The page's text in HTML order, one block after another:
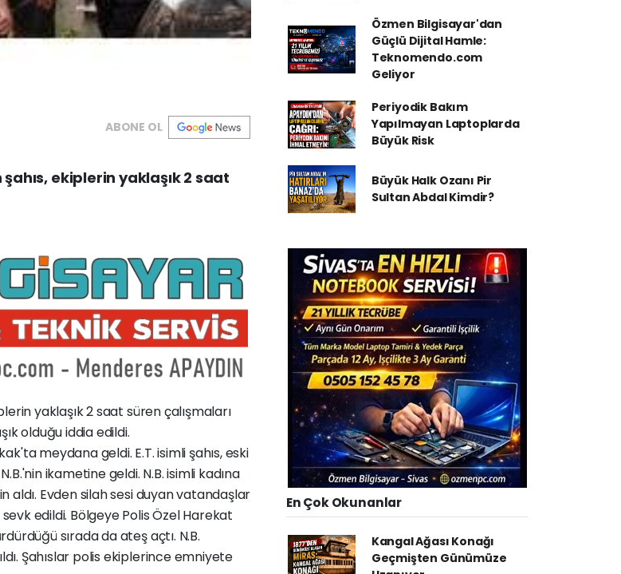
ABONE OL
ekiplerin yaklaşık 2 saat
yaklaşık 2 saat süren çalışmaları
olduğu iddia edildi.
meydana geldi. E.T. isimli şahıs, eski
ikametine geldi. N.B. isimli kadına
aldı. Evden silah sesi duyan vatandaşlar
edildi. Bölgeye Polis Özel Harekat
sırada da ateş açtı. N.B.
Şahıslar polis ekiplerince emniyete
Özmen Bilgisayar'dan
Güçlü Dijital Hamle:
Teknomendo.com
Geliyor
Periyodik Bakım
Yapılmayan Laptoplarda
Büyük Risk
Büyük Halk Ozanı Pir
Sultan Abdal Kimdir?
En Çok Okunanlar
Kangal Ağası Konağı
Geçmişten Günümüze